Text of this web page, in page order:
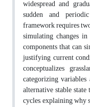
widespread and
sudden and
framework requires
simulating changes
components that can
justifying current
conceptualizes
categorizing
alternative stable
cycles, explaining why